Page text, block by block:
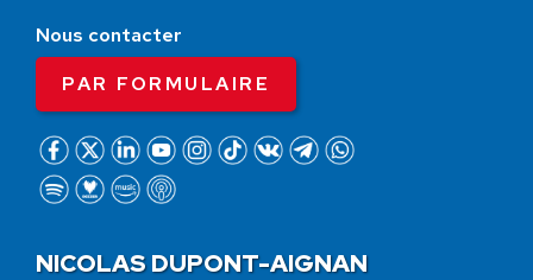
Nous contacter
PAR FORMULAIRE
NICOLAS DUPONT-AIGNAN